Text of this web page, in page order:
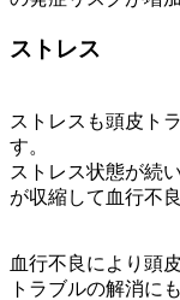
ストレス
ストレスも頭皮ト
す。
ストレス状態が続
が収縮して血行不
血行不良により頭
トラブルの解消に